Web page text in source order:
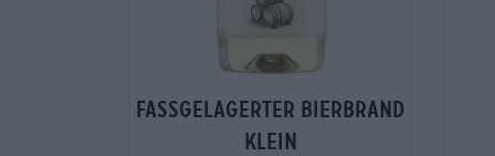
fassgelagerter bierbrand
klein